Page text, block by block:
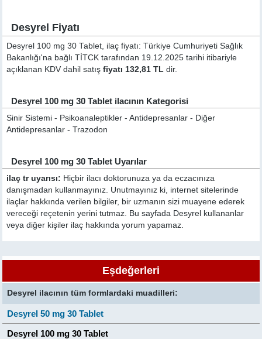
Desyrel Fiyatı
Desyrel 100 mg 30 Tablet, ilaç fiyatı: Türkiye Cumhuriyeti Sağlık
Bakanlığı'na bağlı TİTCK tarafından 19.12.2025 tarihi itibariyle
açıklanan KDV dahil satışfiyatı 132,81 TL dir.
Desyrel 100 mg 30 Tablet ilacının Kategorisi
Sinir Sistemi - Psikoanaleptikler - Antidepresanlar - Diğer
Antidepresanlar - Trazodon
Desyrel 100 mg 30 Tablet Uyarılar
ilaç tr uyarısı: Hiçbir ilacı doktorunuza ya da eczacınıza
danışmadan kullanmayınız. Unutmayınız ki, internet sitelerinde
ilaçlar hakkında verilen bilgiler, bir uzmanın sizi muayene ederek
vereceği reçetenin yerini tutmaz. Bu sayfada Desyrel kullananlar
veya diğer kişiler ilaç hakkında yorum yapamaz.
Eşdeğerleri
Desyrel ilacının tüm formlardaki muadilleri:
Desyrel 50 mg 30 Tablet
Desyrel 100 mg 30 Tablet